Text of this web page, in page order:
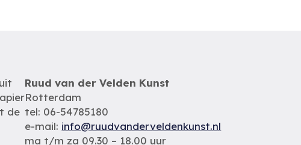
de
Ruud van der Velden Kunst
Rotterdam
tel: 06-54785180
e-mail: info@ruudvanderveldenkunst.nl
ma t/m za 09.30 – 18.00 uur